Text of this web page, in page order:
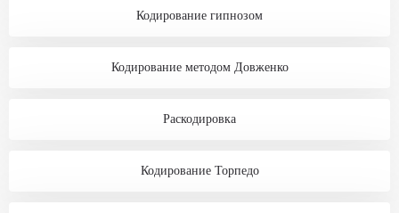
Кодирование гипнозом
Кодирование методом Довженко
Раскодировка
Кодирование Торпедо